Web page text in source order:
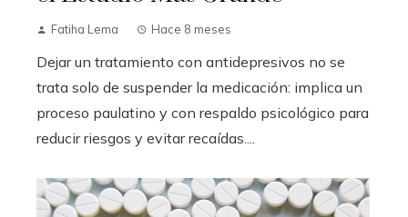
Fatiha Lema Hace 8 meses
Dejar un tratamiento con antidepresivos no se
trata solo de suspender la medicación: implica un
proceso paulatino y con respaldo psicológico para
reducir riesgos y evitar recaídas....